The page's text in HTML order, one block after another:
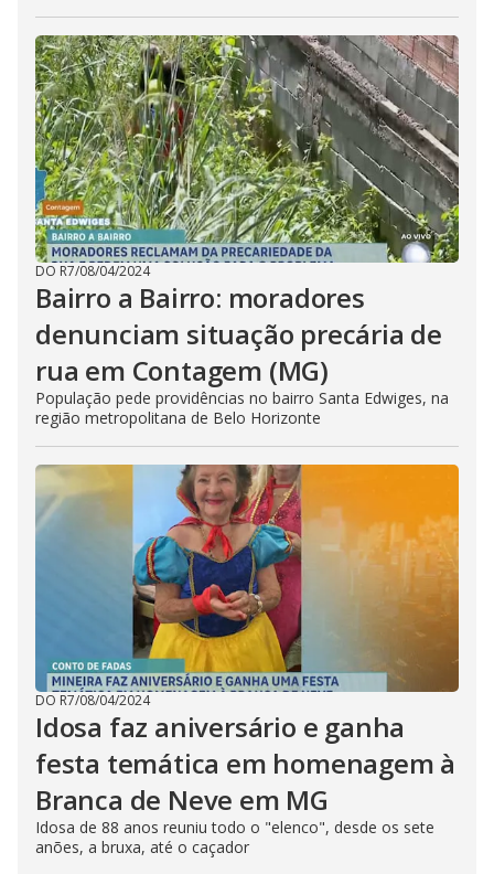
DO R7/08/04/2024
Bairro a Bairro: moradores
denunciam situação precária de
rua em Contagem (MG)
População pede providências no bairro Santa Edwiges, na
região metropolitana de Belo Horizonte
DO R7/08/04/2024
Idosa faz aniversário e ganha
festa temática em homenagem à
Branca de Neve em MG
Idosa de 88 anos reuniu todo o "elenco", desde os sete
anões, a bruxa, até o caçador